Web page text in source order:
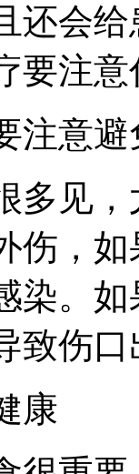
还会
要注
注意
多见
伤，
染。
致伤
康